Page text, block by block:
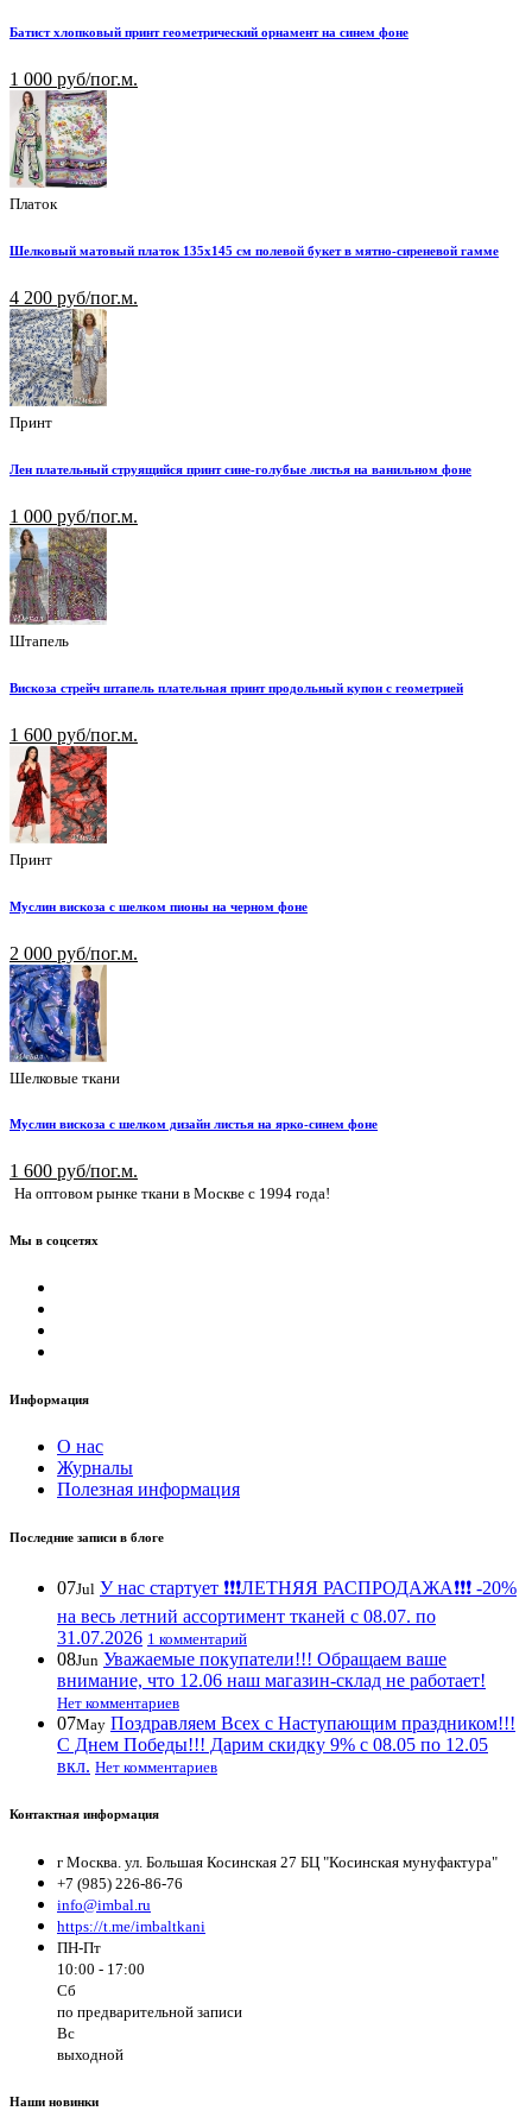
Батист хлопковый принт геометрический орнамент на синем фоне
1 000 руб/пог.м.
Платок
Шелковый матовый платок 135х145 см полевой букет в мятно-сиреневой гамме
4 200 руб/пог.м.
Принт
Лен плательный струящийся принт сине-голубые листья на ванильном фоне
1 000 руб/пог.м.
Штапель
Вискоза стрейч штапель плательная принт продольный купон с геометрией
1 600 руб/пог.м.
Принт
Муслин вискоза с шелком пионы на черном фоне
2 000 руб/пог.м.
Шелковые ткани
Муслин вискоза с шелком дизайн листья на ярко-синем фоне
1 600 руб/пог.м.
На оптовом рынке ткани в Москве с 1994 года!
Мы в соцсетях
Информация
О нас
Журналы
Полезная информация
Последние записи в блоге
07Jul У нас стартует ❗️❗️❗️ЛЕТНЯЯ РАСПРОДАЖА❗️❗️❗️ -20%
на весь летний ассортимент тканей с 08.07. по
31.07.2026 1 комментарий
08Jun Уважаемые покупатели!!! Обращаем ваше
внимание, что 12.06 наш магазин-склад не работает!
Нет комментариев
07May Поздравляем Всех с Наступающим праздником!!!
С Днем Победы!!! Дарим скидку 9% с 08.05 по 12.05
вкл. Нет комментариев
Контактная информация
г Москва. ул. Большая Косинская 27 БЦ "Косинская мунуфактура"
+7 (985) 226-86-76
info@imbal.ru
https://t.me/imbaltkani
ПН-Пт
10:00 - 17:00
Сб
по предварительной записи
Вс
выходной
Наши новинки